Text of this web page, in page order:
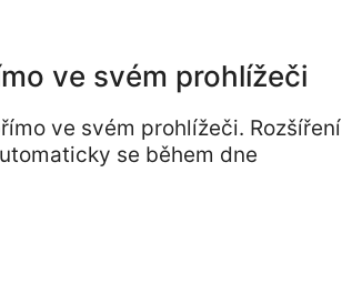
ve svém prohlížeči
ve svém prohlížeči. Rozšíření
se během dne